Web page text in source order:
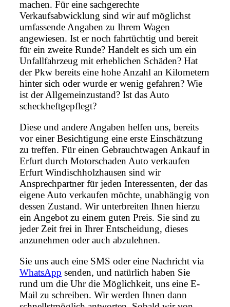
machen. Für eine sachgerechte
Verkaufsabwicklung sind wir auf möglichst
umfassende Angaben zu Ihrem Wagen
angewiesen. Ist er noch fahrtüchtig und bereit
für ein zweite Runde? Handelt es sich um ein
Unfallfahrzeug mit erheblichen Schäden? Hat
der Pkw bereits eine hohe Anzahl an Kilometern
hinter sich oder wurde er wenig gefahren? Wie
ist der Allgemeinzustand? Ist das Auto
scheckheftgepflegt?
Diese und andere Angaben helfen uns, bereits
vor einer Besichtigung eine erste Einschätzung
zu treffen. Für einen Gebrauchtwagen Ankauf in
Erfurt durch Motorschaden Auto verkaufen
Erfurt Windischholzhausen sind wir
Ansprechpartner für jeden Interessenten, der das
eigene Auto verkaufen möchte, unabhängig von
dessen Zustand. Wir unterbreiten Ihnen hierzu
ein Angebot zu einem guten Preis. Sie sind zu
jeder Zeit frei in Ihrer Entscheidung, dieses
anzunehmen oder auch abzulehnen.
Sie uns auch eine SMS oder eine Nachricht via
WhatsApp senden, und natürlich haben Sie
rund um die Uhr die Möglichkeit, uns eine E-
Mail zu schreiben. Wir werden Ihnen dann